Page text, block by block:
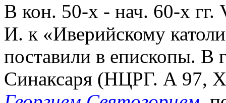
В кон. 50-х - нач. 60-х
И. к «Иверийскому
поставили в епископы. В
Синаксаря (НЦРГ. А 97,